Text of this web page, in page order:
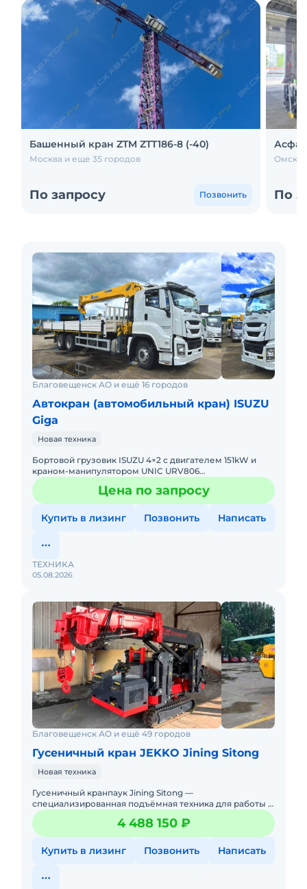
Башенный кран ZTM ZTT186-8 (-40)
Москва и еще 35 городов
По запросу Позвонить
Омск и
По
Благовещенск АО и ещё 16 городов
Автокран (автомобильный кран) ISUZU
Giga
Новая техника
Бортовой грузовик ISUZU 4×2 с двигателем 151kW и
краном-манипулятором UNIC URV806
грузоподъёмностью 8тонн с шестью секциями стрелы
длиной 19м, а также кузЦена по запросу
Купить в лизинг Позвонить Написать
05.08.2026
ТЕХНИКА
Благовещенск АО и ещё 49 городов
Гусеничный кран JEKKO Jining Sitong
Новая техника
Гусеничный кранпаук Jining Sitong —
специализированная подъёмная техника для работы в
условиях ограниченного пространства.Благодаря
гусеничному ходу машин4 488 150 ₽
Купить в лизинг Позвонить Написать